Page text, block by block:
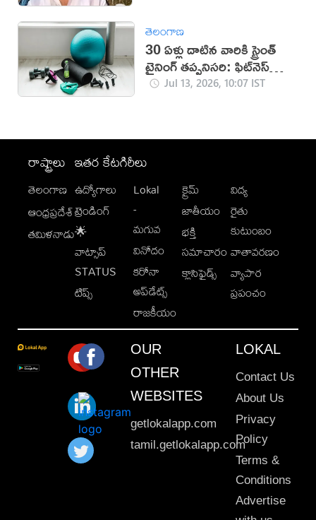
తెలంగాణ
30 ఏళ్లు దాటిన వారికి స్ట్రెంత్
ట్రైనింగ్ తప్పనిసరి: ఫిట్‌నెస్
నిపుణుడు
Jul 13, 2026, 10:07 IST
రాష్ట్రాలు
తెలంగాణ
ఆంధ్రప్రదేశ్
తమిళనాడు
ఇతర కేటగిరీలు
ఉద్యోగాలు
ట్రెండింగ్
🌟
వాట్సాప్
STATUS
టిప్స్
Lokal
-
మగువ
వినోదం
కరోనా
అప్‌డేట్స్
రాజకీయం
క్రైమ్
జాతీయం
భక్తి
సమాచారం
క్లాసిఫైడ్స్
విద్య
రైతు
కుటుంబం
వాతావరణం
వ్యాపార
ప్రపంచం
OUR
OTHER
WEBSITES
getlokalapp.com
tamil.getlokalapp.com
LOKAL
Contact Us
About Us
Privacy
Policy
Terms &
Conditions
Advertise